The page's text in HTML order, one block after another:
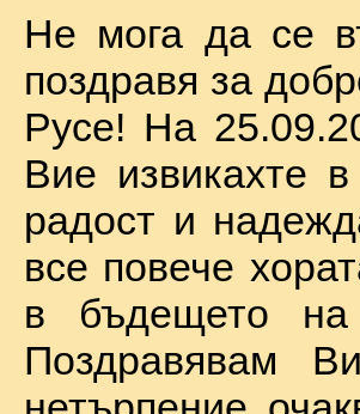
Не мога да се
поздравя за
Русе! На
Вие извикахте
радост и
все повече
в бъдещето на
Поздравявам